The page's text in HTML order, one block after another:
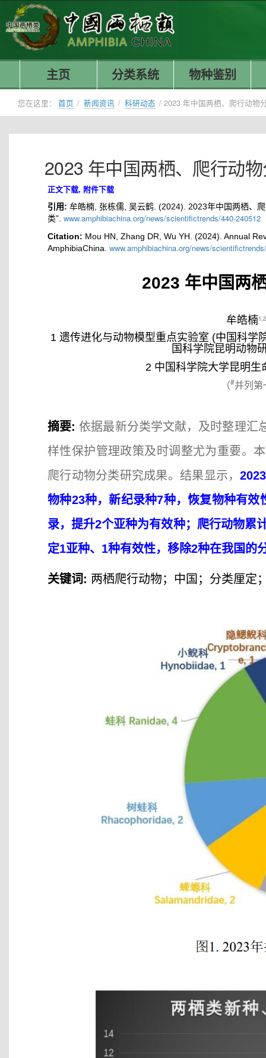
主页 分类系统 物种鉴别
您在这里： 首页 / 新闻资讯 / 科研动态 / 2023 年中国两栖、爬行动物
2023 年中国两栖、爬行动
正文下载, 附件下载
引用: 牟皓楠, 张栋儒, 吴云鹤. (2024). 2023年中国两栖、
类”. www.amphibiachina.org/news/scientifictrends/440-240512
Citation: Mou HN, Zhang DR, Wu YH. (2024). Annual
AmphibiaChina. www.amphibiachina.org/news/
2023 年中国两
牟皓楠
1 遗传进化与动物模型重点实验室 (中国科学
国科学院昆明动物
2 中国科学院大学昆明生
（#并列第
摘要: 依据最新分类学文献，及时整理汇
样性保护管理政策及时调整尤为重要。
爬行动物分类研究成果。结果显示，
物种23种，新纪录种7种，恢复物种有
录，提升2个亚种为有效种；爬行动物累
定1亚种、1种有效性，移除2种在我国的
关键词: 两栖爬行动物；中国；分类厘定